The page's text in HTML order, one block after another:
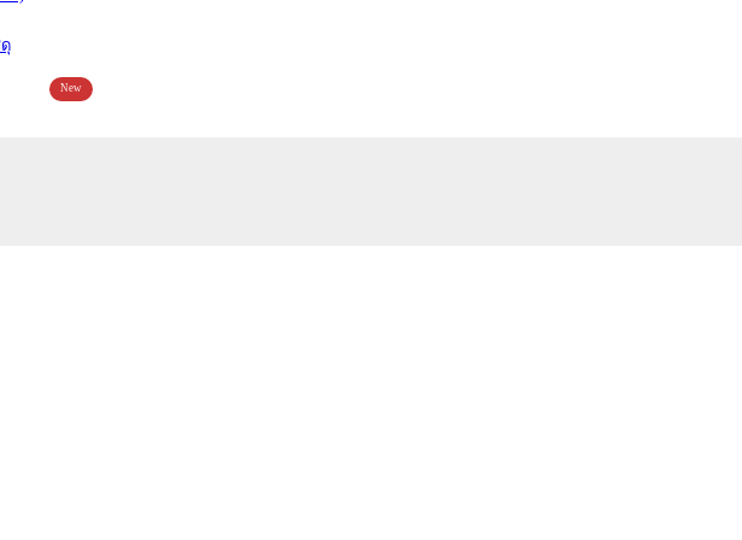
New